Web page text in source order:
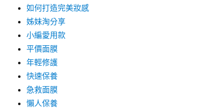
如何打造完美妝感
姊妹淘分享
小編愛用款
平價面膜
年輕修護
快速保養
急救面膜
懶人保養